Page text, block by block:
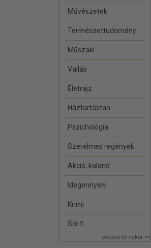
Művészetek
Természettudomány
Műszaki
Vallás
Életrajz
Háztartástan
Pszichológia
Szerelmes regények
Akció, kaland
Idegennyelv
Krimi
Sci-fi
összes témakör >>